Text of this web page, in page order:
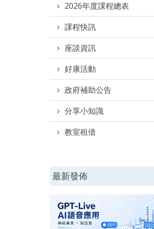
2026年度課程總表
課程快訊
座談資訊
好康活動
政府補助公告
分享小知識
教室租借
最新發佈